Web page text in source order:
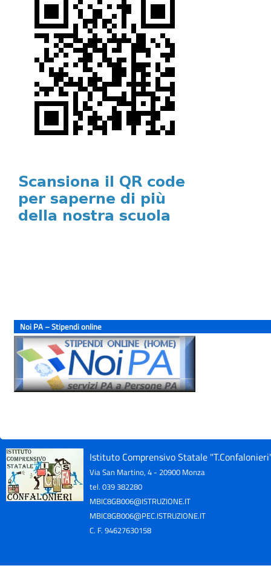
Noi PA – Stipendi online
Istituto Comprensivo Statale
Via San Martino, 4 - 20900 Monza
tel. 039 382280
MBIC8GB006@ISTRUZIONE.IT
MBIC8GB006@PEC.ISTRUZIONE.IT
C. F. 94627630158